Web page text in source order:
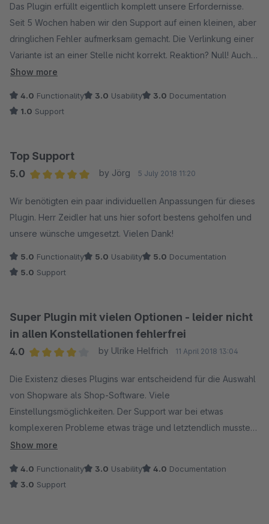
Das Plugin erfüllt eigentlich komplett unsere Erfordernisse.
Seit 5 Wochen haben wir den Support auf einen kleinen, aber
dringlichen Fehler aufmerksam gemacht. Die Verlinkung einer
Variante ist an einer Stelle nicht korrekt. Reaktion? Null! Auch
per E-Mail erfolgt keine Rückmeldung. Wir hätten gern anders
Wir können das Plugin unter diesen Umständen derzeit
Show more
4.0 Functionality 3.0 Usability 3.0 Documentation
1.0 Support
Top Support
5.0
by Jörg 5 July 2018 11:20
Wir benötigten ein paar individuellen Anpassungen für dieses
Plugin. Herr Zeidler hat uns hier sofort bestens geholfen und
unsere wünsche umgesetzt. Vielen Dank!
5.0 Functionality 5.0 Usability 5.0 Documentation
5.0 Support
Super Plugin mit vielen Optionen - leider nicht
in allen Konstellationen fehlerfrei
4.0
by Ulrike Helfrich 11 April 2018 13:04
Die Existenz dieses Plugins war entscheidend für die Auswahl
von Shopware als Shop-Software. Viele
Einstellungsmöglichkeiten. Der Support war bei etwas
komplexeren Probleme etwas träge und letztendlich musste
das Plugin aussortiert werden, da der Teufel im Detail steckte.
die Funktionen von Shopware und Plugin teilweise
gegenseitig. Die Bildanzeige war nicht immer fehlerfrei, so
Show more
4.0 Functionality 3.0 Usability 4.0 Documentation
3.0 Support